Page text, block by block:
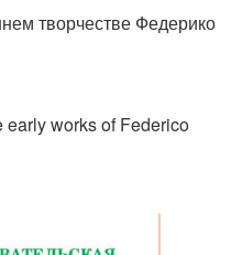
творчестве Федерико
early works of Federico